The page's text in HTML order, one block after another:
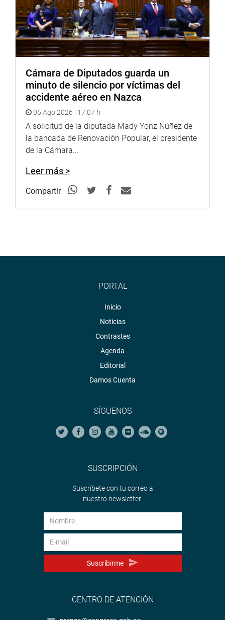
Cámara de Diputados guarda un
minuto de silencio por víctimas del
accidente aéreo en Nazca
05 Ago 2026 | 17:07 h
A solicitud de la diputada Mady Yonz Núñez de
la bancada de Renovación Popular, el presidente
de la Cámara...
Leer más >
Compartir
PORTAL
Inicio
Noticias
Contrastes
Agenda
Editorial
Damos Cuenta
SÍGUENOS
SUSCRIPCIÓN
Suscríbete con tu correo a
nuestro newsletter.
Suscribirme
CENTRO DE ATENCIÓN